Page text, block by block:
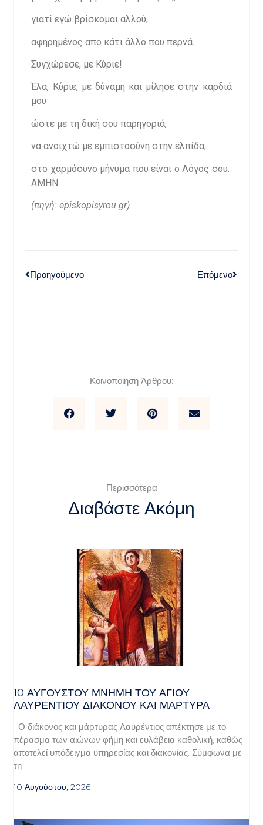
γιατί εγώ βρίσκομαι αλλού,
αφηρημένος από κάτι άλλο που περνά.
Συγχώρεσε, με Κύριε!
Έλα, Κύριε, με δύναμη και μίλησε στην καρδιά
μου
ώστε με τη δική σου παρηγοριά,
να ανοιχτώ με εμπιστοσύνη στην ελπίδα,
στο χαρμόσυνο μήνυμα που είναι ο Λόγος σου.
ΑΜΗΝ
(πηγή: episkopisyrou.gr)
Προηγούμενο Επόμενο
Κοινοποίηση Άρθρου:
Περισσότερα
Διαβάστε Ακόμη
10 ΑΥΓΟΥΣΤΟΥ ΜΝΗΜΗ ΤΟΥ ΑΓΙΟΥ
ΛΑΥΡΕΝΤΙΟΥ ΔΙΑΚΟΝΟΥ ΚΑΙ ΜΑΡΤΥΡΑ
Ο διάκονος και μάρτυρας Λαυρέντιος απέκτησε με το
πέρασμα των αιώνων φήμη και ευλάβεια καθολική, καθώς
αποτελεί υπόδειγμα υπηρεσίας και διακονίας. Σύμφωνα με
τη
10 Αυγούστου, 2026